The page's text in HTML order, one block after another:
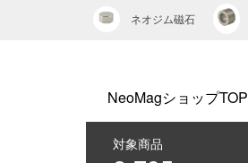
フェライ
ネオジム
ネオジム磁石
NeoMagショップTOP
対象商品